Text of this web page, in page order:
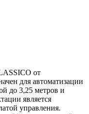
от
для автоматизации
до 3,25 метров и
является
управления.